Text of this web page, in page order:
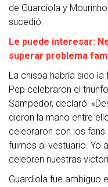
de Guardiola y
sucedió.
Le puede interesar:
superar problema
La chispa habría sido
Pep celebraron el
Sampedor, declaró:
dieron la mano entre
celebraron con los
fuimos al vestuario. Yo
celebren nuestras
Guardiola fue ambiguo